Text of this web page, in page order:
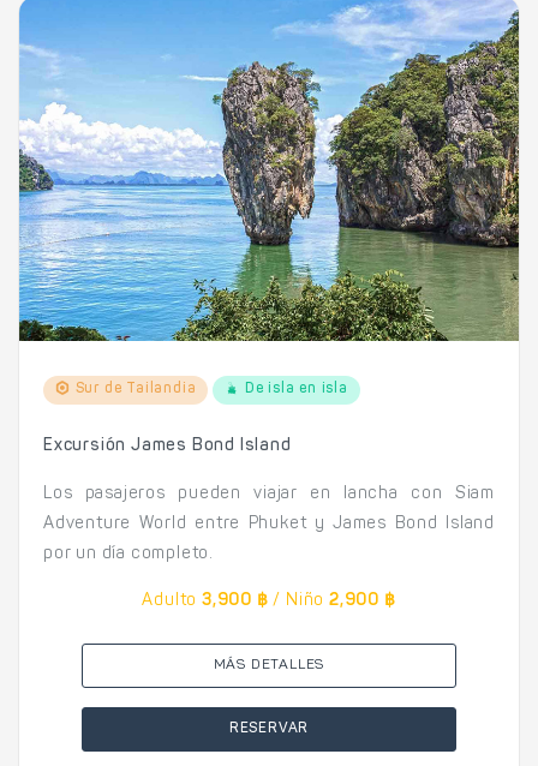
Sur de Tailandia De isla en isla
Excursión James Bond Island
Los pasajeros pueden viajar en lancha con Siam
Adventure World entre Phuket y James Bond Island
por un día completo.
Adulto 3,900 ฿ / Niño 2,900 ฿
MÁS DETALLES
RESERVAR